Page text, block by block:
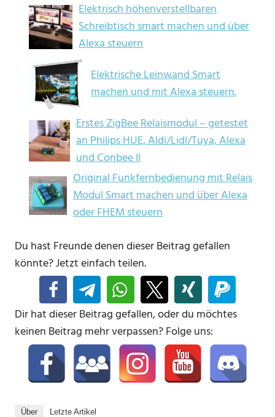
Elektrisch höhenverstellbaren
Schreibtisch smart machen und über
Alexa steuern
Elektrische Leinwand Smart
machen und mit Alexa steuern.
Erstes ZigBee Relaismodul – getestet
an Philips HUE, Aldi/Lidl/Tuya, Alexa
und Conbee II
Original Funkfernbedienung mit Relais
Modul Smart machen und über Alexa
oder FHEM steuern
Du hast Freunde denen dieser Beitrag gefallen
könnte? Jetzt einfach teilen.
Dir hat dieser Beitrag gefallen, oder du möchtes
keinen Beitrag mehr verpassen? Folge uns:
Über Letzte Artikel